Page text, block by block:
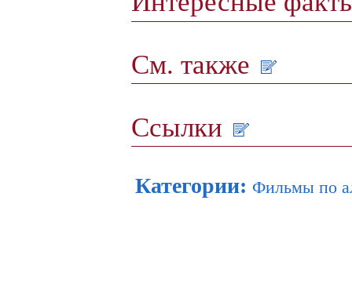
См. также
Ссылки
Категории: Фильмы по